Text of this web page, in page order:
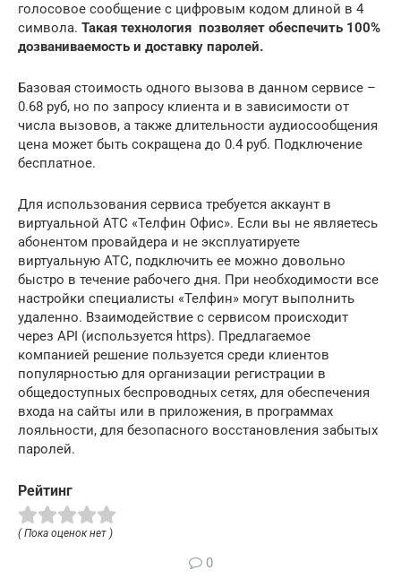
голосовое сообщение с цифровым кодом длиной в 4
символа. Такая технология позволяет обеспечить 100%
дозваниваемость и доставку паролей.
Базовая стоимость одного вызова в данном сервисе –
0.68 руб, но по запросу клиента и в зависимости от
числа вызовов, а также длительности аудиосообщения
цена может быть сокращена до 0.4 руб. Подключение
бесплатное.
Для использования сервиса требуется аккаунт в
виртуальной АТС «Телфин Офис». Если вы не являетесь
абонентом провайдера и не эксплуатируете
виртуальную АТС, подключить ее можно довольно
быстро в течение рабочего дня. При необходимости все
настройки специалисты «Телфин» могут выполнить
удаленно. Взаимодействие с сервисом происходит
через API (используется https). Предлагаемое
компанией решение пользуется среди клиентов
популярностью для организации регистрации в
общедоступных беспроводных сетях, для обеспечения
входа на сайты или в приложения, в программах
лояльности, для безопасного восстановления забытых
паролей.
Рейтинг
( Пока оценок нет )
0